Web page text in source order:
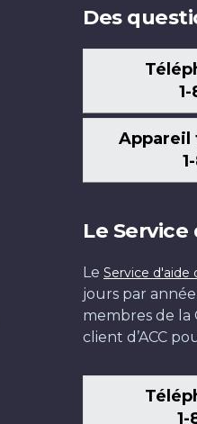
Des
Appareil
Le Service
Le Service d'aide
jours par
membres de la
client d’ACC